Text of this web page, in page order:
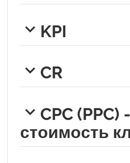
KPI
CR
CPC (PPC) -
стоимость